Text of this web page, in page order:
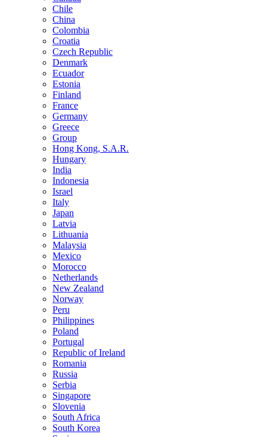
Chile
China
Colombia
Croatia
Czech Republic
Denmark
Ecuador
Estonia
Finland
France
Germany
Greece
Group
Hong Kong, S.A.R.
Hungary
India
Indonesia
Israel
Italy
Japan
Latvia
Lithuania
Malaysia
Mexico
Morocco
Netherlands
New Zealand
Norway
Peru
Philippines
Poland
Portugal
Republic of Ireland
Romania
Russia
Serbia
Singapore
Slovenia
South Africa
South Korea